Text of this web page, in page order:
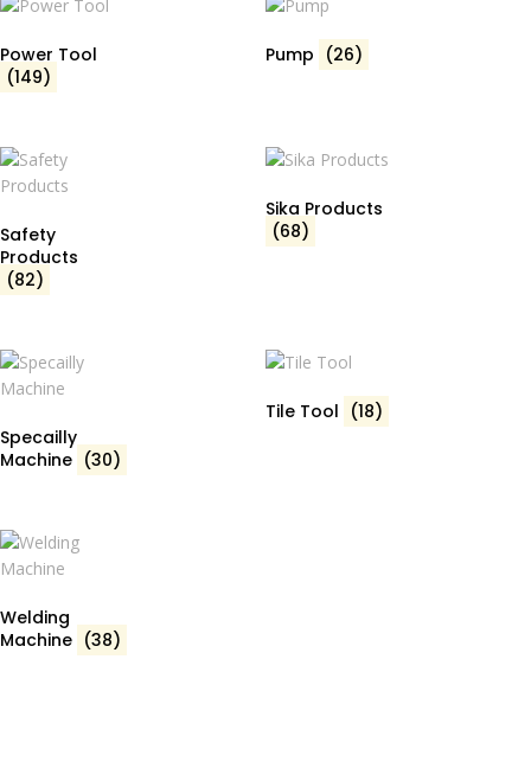
Power Tool
(149)
Pump (26)
Safety
Products
(82)
Sika Products
(68)
Specailly
Machine (30)
Tile Tool (18)
Welding
Machine (38)